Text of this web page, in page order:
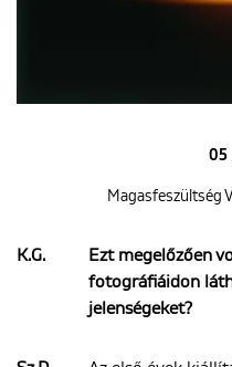
05
Magasfeszültség
K.G.
Ezt megelőzően
fotográfiáidon
jelenségeket?